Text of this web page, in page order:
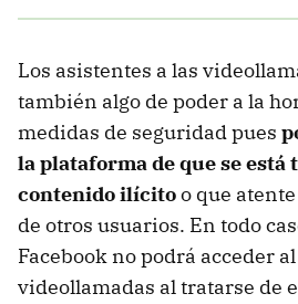
Los asistentes a las
también algo de poder a la
medidas de seguridad pues
la plataforma de que se
contenido ilícitoo que
de otros usuarios. En todo
Facebook no podrá acceder
videollamadas al tratarse de